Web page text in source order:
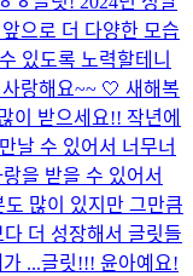
으로 더 다양한 모습
있도록 노력할테니
랑해요~~ 🤍 새해복
이 받으세요!! 작년에
날 수 있어서 너무너
을 받을 수 있어서
많이 있지만 그만큼
더 성장해서 글릿들
...글릿!!! 윤아예요!